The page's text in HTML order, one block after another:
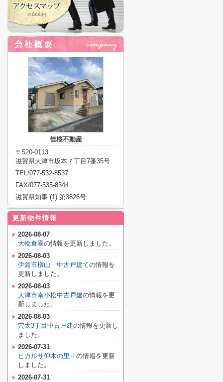
佳桜不動産
〒520-0113
滋賀県大津市坂本７丁目7番35号
TEL/077-532-8537
FAX/077-535-8344
滋賀県知事 (1) 第3826号
更新物件情報
2026-08-07
大物倉庫の情報を更新しました。
2026-08-03
伊賀市槇山 中古戸建ての情報を
更新しました。
2026-08-03
大津市南小松中古戸建の情報を更
新しました。
2026-08-03
穴太3丁目中古戸建の情報を更新し
ました。
2026-07-31
ヒカルサ仰木の里Ⅱ の情報を更新
しました。
2026-07-31